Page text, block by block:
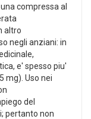
compressa al
altro
negli anziani: in
e' spesso piu'
mg). Uso nei
del
pertanto non